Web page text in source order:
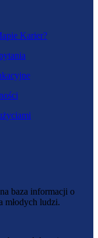
baza informacji o
młodych ludzi.
Karier?